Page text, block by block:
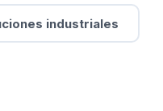
industriales